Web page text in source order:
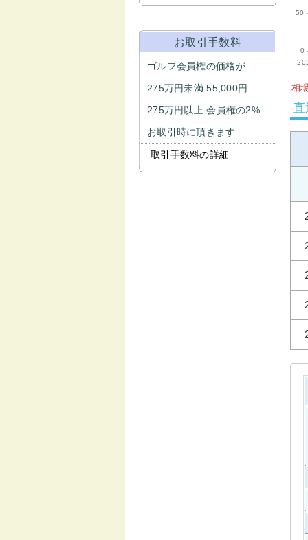
お取引手数料
ゴルフ会員権の価格が
275万円未満 55,000円
275万円以上 会員権の2%
お取引時に頂きます
取引手数料の詳細
0
50
相